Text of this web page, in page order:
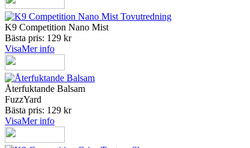
K9 Competition Nano Mist
Bästa pris: 129 kr
VisaMer info
Återfuktande Balsam
FuzzYard
Bästa pris: 129 kr
VisaMer info